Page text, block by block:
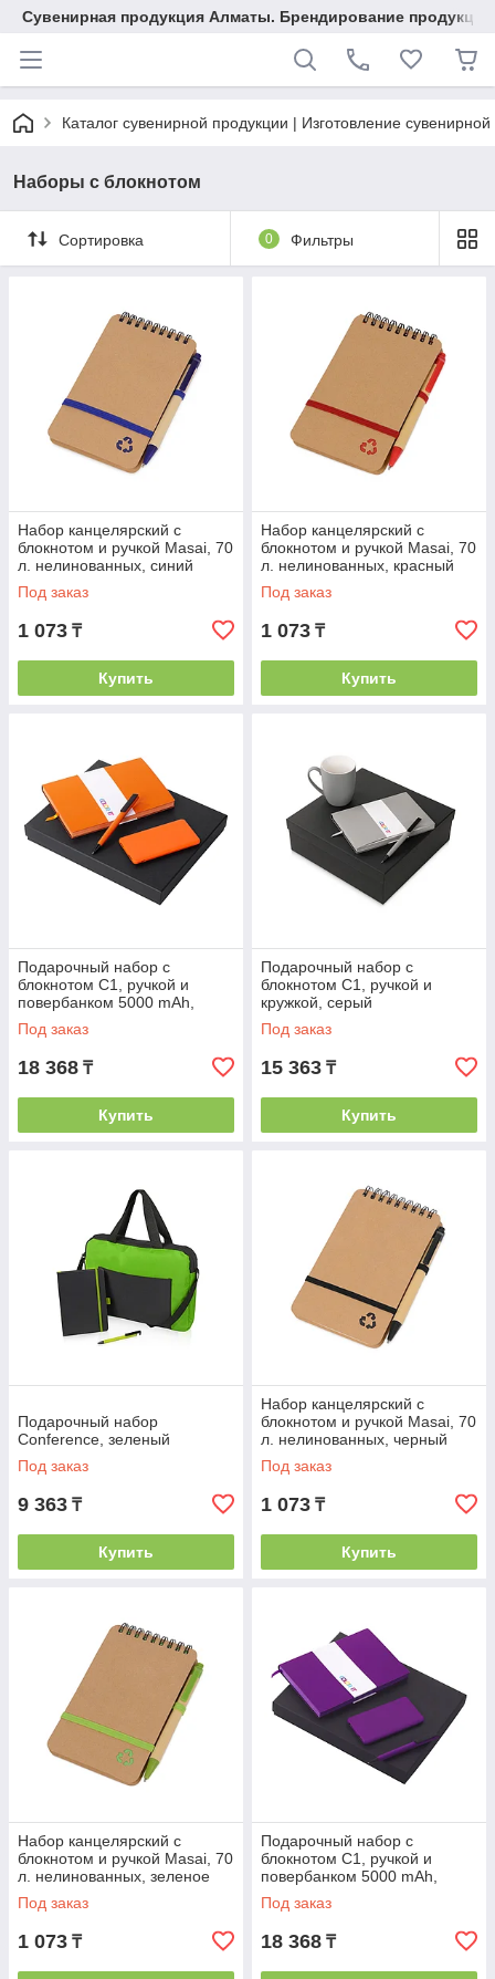
Сувенирная продукция Алматы. Брендирование
Каталог сувенирной продукции | Изготовление
Наборы с блокнотом
Сортировка 0 Фильтры
Набор канцелярский с
блокнотом и ручкой Masai, 70
л. нелинованных, синий
Под заказ
1 073 ₸
Купить
Набор канцелярский с
блокнотом и ручкой Masai, 70
л. нелинованных, красный
Под заказ
1 073 ₸
Купить
Подарочный набор c
блокнотом С1, ручкой и
повербанком 5000 mAh,
оранжевый
Под заказ
18 368 ₸
Купить
Подарочный набор c
блокнотом C1, ручкой и
кружкой, серый
Под заказ
15 363 ₸
Купить
Подарочный набор
Conference, зеленый
Под заказ
9 363 ₸
Купить
Набор канцелярский с
блокнотом и ручкой Masai, 70
л. нелинованных, черный
Под заказ
1 073 ₸
Купить
Набор канцелярский с
блокнотом и ручкой Masai, 70
л. нелинованных, зеленое
яблоко
Под заказ
1 073 ₸
Подарочный набор c
блокнотом С1, ручкой и
повербанком 5000 mAh,
фиолетовый
Под заказ
18 368 ₸